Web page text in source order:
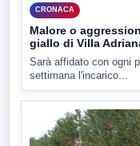
CRONACA
Malore o
giallo di Villa
Sarà affidato con ogni
settimana l'incarico...